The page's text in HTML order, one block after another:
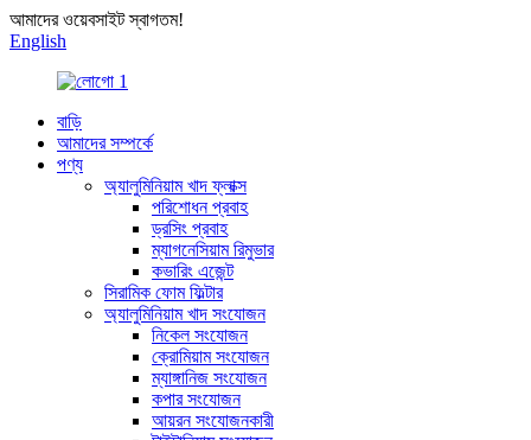
আমাদের ওয়েবসাইট স্বাগতম!
English
বাড়ি
আমাদের সম্পর্কে
পণ্য
অ্যালুমিনিয়াম খাদ ফ্লাক্স
পরিশোধন প্রবাহ
ড্রসিং প্রবাহ
ম্যাগনেসিয়াম রিমুভার
কভারিং এজেন্ট
সিরামিক ফোম ফিল্টার
অ্যালুমিনিয়াম খাদ সংযোজন
নিকেল সংযোজন
ক্রোমিয়াম সংযোজন
ম্যাঙ্গানিজ সংযোজন
কপার সংযোজন
আয়রন সংযোজনকারী